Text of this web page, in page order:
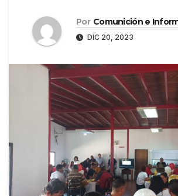
Por Comunición e
DIC 20, 2023